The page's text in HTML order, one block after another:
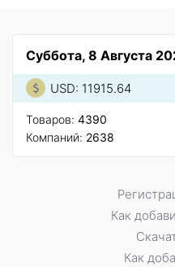
Суббота, 8 Августа
USD: 11915.64
Товаров: 4390
Компаний: 2638
Как
Как